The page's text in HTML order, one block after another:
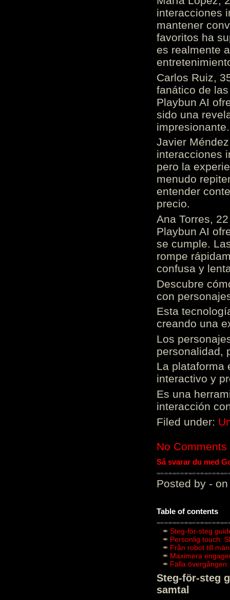
interacciones
mantener
favoritos ha
es realmente
Carlos Ruiz,
fanático de
Playbun AI
sido una
Javier
interacciones
pero la
menudo
entender
precio.
Ana Torres,
Playbun AI
se cumple.
rompe
confusa y
Descubre
con
Esta
creando una
Los
personalidad,
La plataforma
interactivo y
Es una
interacción
Filed under:
No Comments
Så svarar du med
Posted by - on
Table of contents
Steg-för-steg
Personlig touch:
Från robot till
Maximera
Fälla
Steg-för-steg
samtal